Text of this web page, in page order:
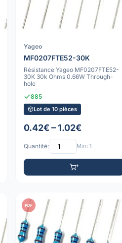
Yageo
MF0207FTE52-30K
Résistance Yageo MF0207FTE52-
30K 30k Ohms 0.66W Through-
hole
885
Lot de 10 pièces
0.42€ – 1.02€
Quantité: Min: 1
PDF